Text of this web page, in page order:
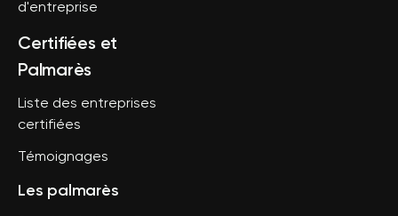
d'entreprise
Certifiées et
Palmarès
Liste des entreprises
certifiées
Témoignages
Les palmarès